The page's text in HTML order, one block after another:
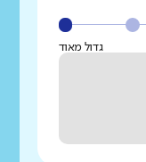
גדול מאוד